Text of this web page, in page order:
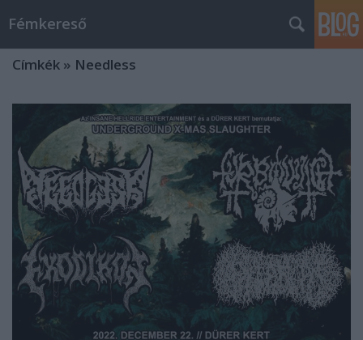
Fémkereső
Címkék » Needless